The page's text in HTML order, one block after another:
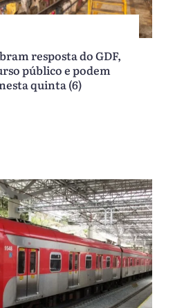
resposta do GDF,
público e podem
quinta (6)